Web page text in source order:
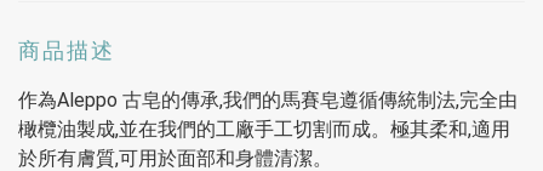
商品描述
作為Aleppo 古皂的傳承,我們的馬賽皂遵循傳統制法,完全由
橄欖油製成,並在我們的工廠手工切割而成。極其柔和,適用
於所有膚質,可用於面部和身體清潔。